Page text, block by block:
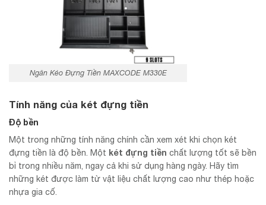
Ngăn Kéo Đựng Tiền MAXCODE M330E
Tính năng của két đựng tiền
Độ bền
Một trong những tính năng chính cần xem xét khi chọn két
đựng tiền là độ bền. Một két đựng tiền chất lượng tốt sẽ bền
bỉ trong nhiều năm, ngay cả khi sử dụng hàng ngày. Hãy tìm
những két được làm từ vật liệu chất lượng cao như thép hoặc
nhựa gia cố.